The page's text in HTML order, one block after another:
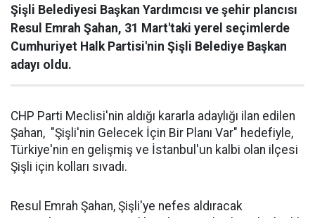
Şişli Belediyesi Başkan Yardımcısı ve şehir plancısı
Resul Emrah Şahan, 31 Mart'taki yerel seçimlerde
Cumhuriyet Halk Partisi'nin Şişli Belediye Başkan
adayı oldu.
CHP Parti Meclisi'nin aldığı kararla adaylığı ilan edilen
Şahan, "Şişli'nin Gelecek İçin Bir Planı Var" hedefiyle,
Türkiye'nin en gelişmiş ve İstanbul'un kalbi olan ilçesi
Şişli için kolları sıvadı.
Resul Emrah Şahan, Şişli'ye nefes aldıracak